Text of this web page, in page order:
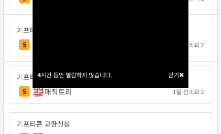
4시간 동안 열람하지 않습니다. 닫기
4시간 동안 열람하지 않습니다. 닫기
기프티콘 교환신청
5 조회 2
기프티콘 교환신청
5 매직트리 1일 전조회 2
기프티콘 교환신청